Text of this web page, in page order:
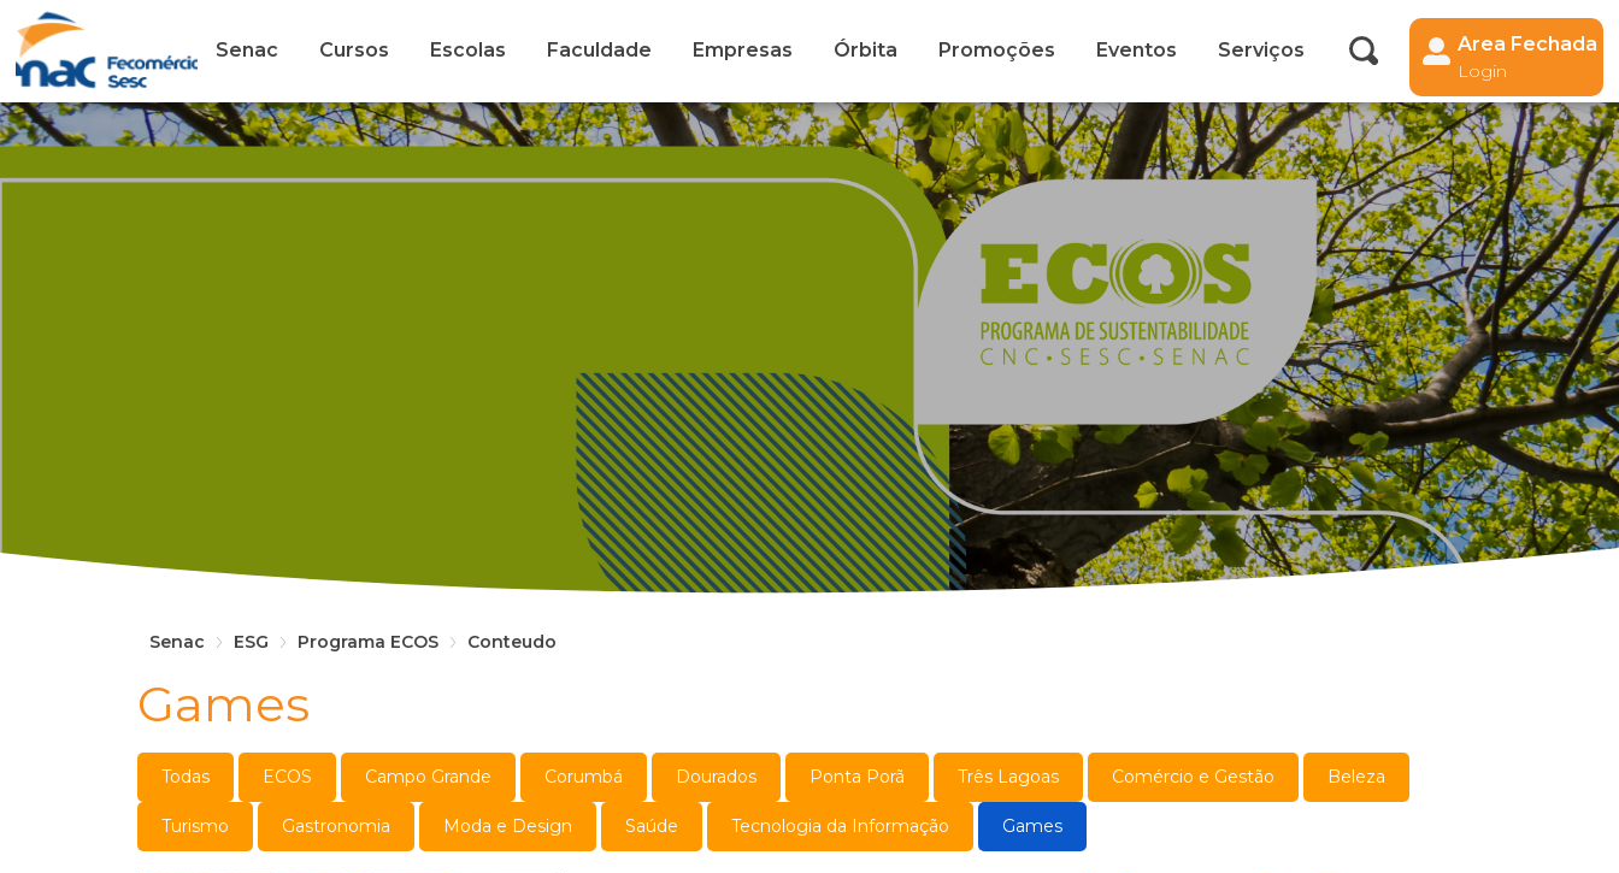
Senac Cursos Escolas Faculdade Empresas Órbita Promoções Eventos Serviços Area Fechada
Login
Senac ESG Programa ECOS Conteudo
Games
Todas ECOS Campo Grande Corumbá Dourados Ponta Porã Três Lagoas Comércio e Gestão Beleza
Turismo Gastronomia Moda e Design Saúde Tecnologia da Informação Games